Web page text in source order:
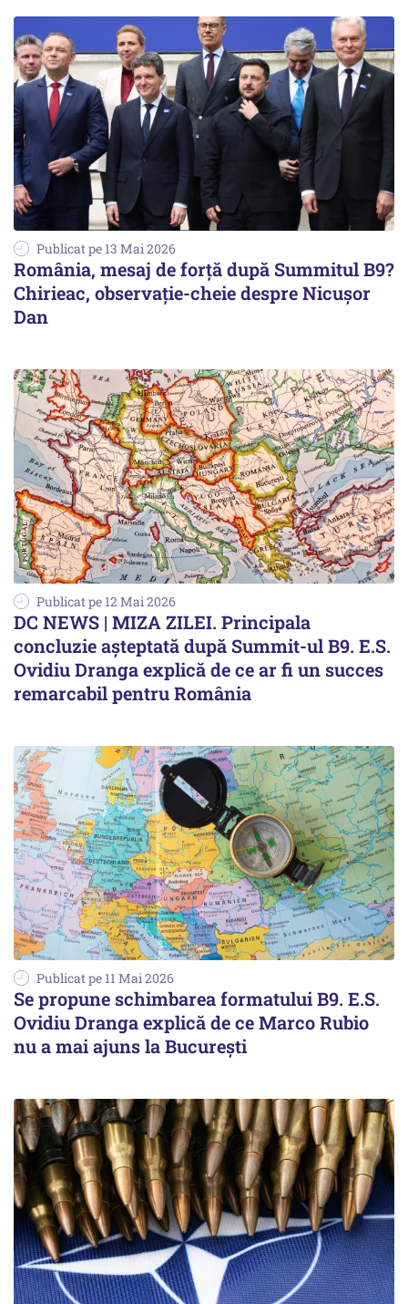
Publicat pe 13 Mai 2026
România, mesaj de forță după Summitul B9?
Chirieac, observație-cheie despre Nicușor
Dan
Publicat pe 12 Mai 2026
DC NEWS | MIZA ZILEI. Principala
concluzie aşteptată după Summit-ul B9. E.S.
Ovidiu Dranga explică de ce ar fi un succes
remarcabil pentru România
Publicat pe 11 Mai 2026
Se propune schimbarea formatului B9. E.S.
Ovidiu Dranga explică de ce Marco Rubio
nu a mai ajuns la Bucureşti